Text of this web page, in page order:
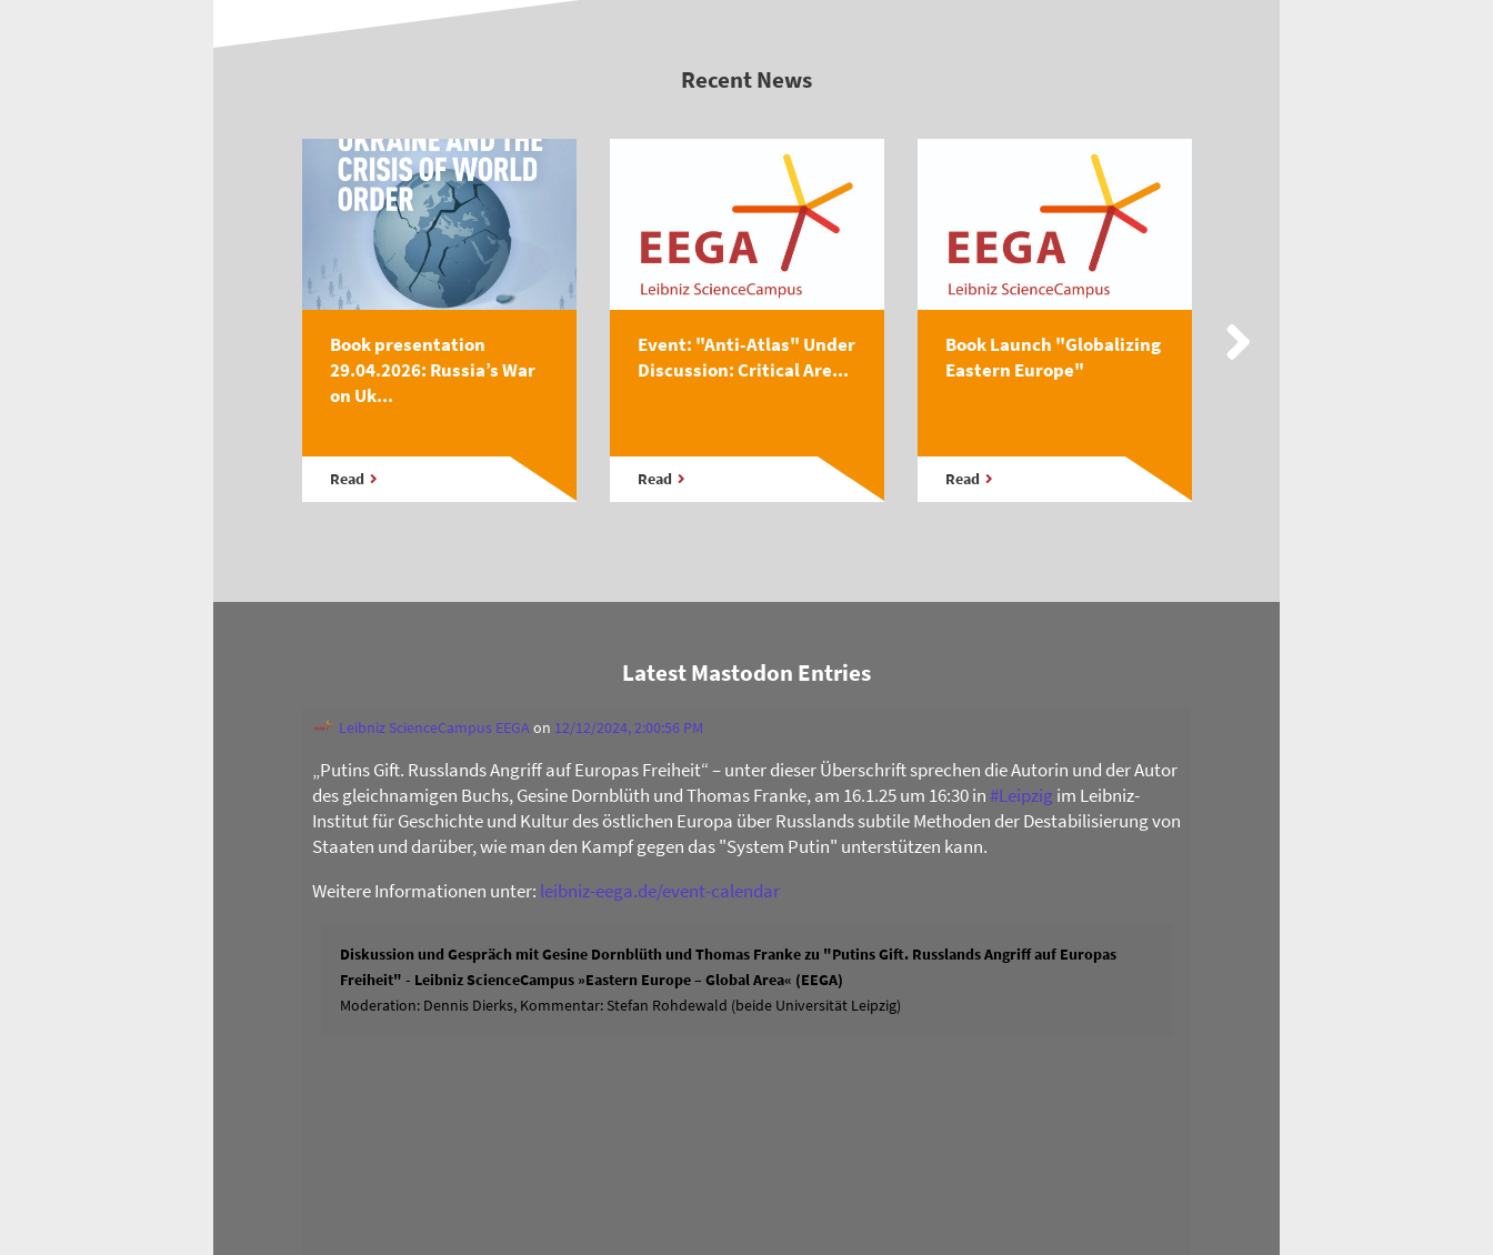
Recent News
Book presentation
29.04.2026: Russia’s War
on Uk...
Read
Event: "Anti-Atlas" Under
Discussion: Critical Are...
Read
Book Launch "Globalizing
Eastern Europe"
Read
Latest Mastodon Entries
Leibniz ScienceCampus EEGAon 12/12/2024, 2:00:56 PM
„Putins Gift. Russlands Angriff auf Europas Freiheit“ – unter dieser Überschrift sprechen die Autorin und der Autor
des gleichnamigen Buchs, Gesine Dornblüth und Thomas Franke, am 16.1.25 um 16:30 in#Leipzig im Leibniz-
Institut für Geschichte und Kultur des östlichen Europa über Russlands subtile Methoden der Destabilisierung von
Staaten und darüber, wie man den Kampf gegen das "System Putin" unterstützen kann.
Weitere Informationen unter: leibniz-eega.de/event-calendar
Diskussion und Gespräch mit Gesine Dornblüth und Thomas Franke zu "Putins Gift. Russlands Angriff auf Europas
Freiheit" - Leibniz ScienceCampus »Eastern Europe – Global Area« (EEGA)
Moderation: Dennis Dierks, Kommentar: Stefan Rohdewald (beide Universität Leipzig)